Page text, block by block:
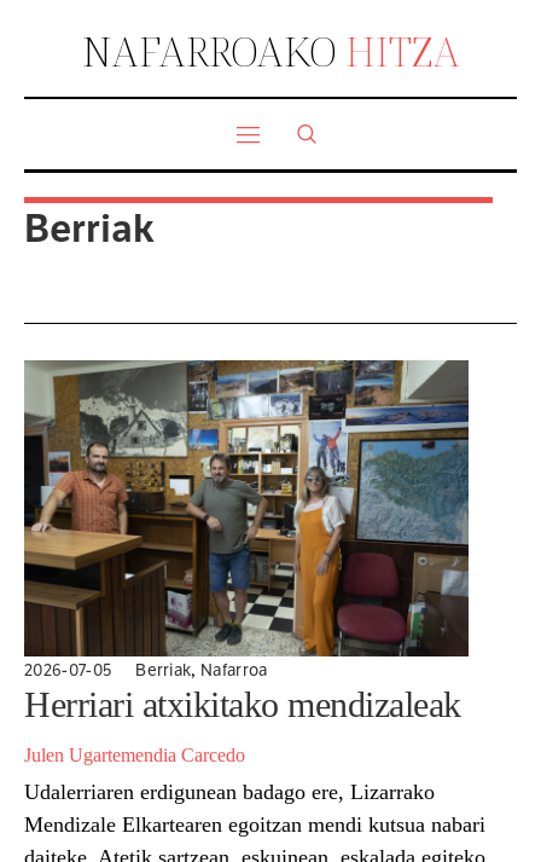
NAFARROAKO HITZA
Berriak
2026-07-05 Berriak, Nafarroa
Herriari atxikitako mendizaleak
Julen Ugartemendia Carcedo
Udalerriaren erdigunean badago ere, Lizarrako
Mendizale Elkartearen egoitzan mendi kutsua nabari